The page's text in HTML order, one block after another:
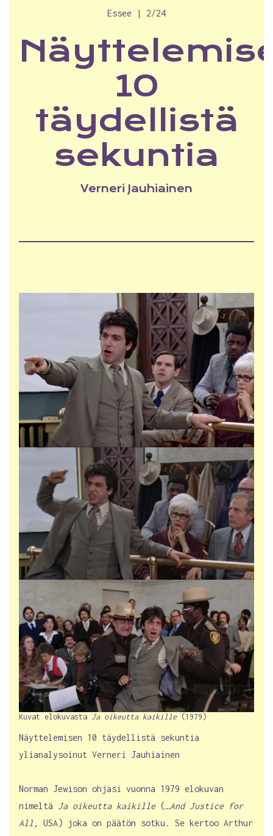
Essee | 2/24
10
täydellistä
sekuntia
Verneri Jauhiainen
Kuvat elokuvasta Ja oikeutta kaikille (1979)
Näyttelemisen 10 täydellistä sekuntia
ylianalysoinut Verneri Jauhiainen
Norman Jewison ohjasi vuonna 1979 elokuvan
nimeltä Ja oikeutta kaikille (…And Justice for
All, USA) joka on päätön sotku. Se kertoo Arthur